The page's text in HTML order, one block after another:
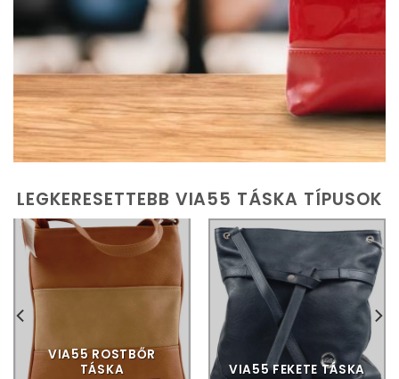
LEGKERESETTEBB VIA55 TÁSKA TÍPUSOK
VIA55 ROSTBŐR
TÁSKA
VIA55 FEKETE TÁSKA